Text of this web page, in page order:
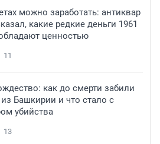
можно заработать: антиквар
какие редкие деньги 1961
ценностью
11
как до смерти забили
Башкирии и что стало с
убийства
13